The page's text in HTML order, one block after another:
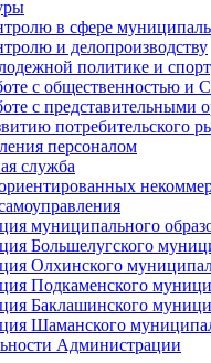
в сфере
и делопроизводству
политике и
с общественностью и
с представительными
потребительского
персоналом
служба
муниципального
Большелугского
Олхинского
Подкаменского
Баклашинского
Шаманского
Администрации